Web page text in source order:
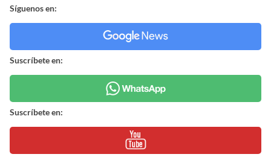
Síguenos en:
Suscríbete en:
Suscríbete en: